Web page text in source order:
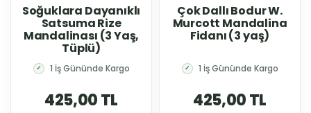
Soğuklara Dayanıklı
Satsuma Rize
Mandalinası (3 Yaş,
Tüplü)
✓ 1 İş Gününde Kargo
425,00 TL
Çok Dallı Bodur W.
Murcott Mandalina
Fidanı (3 yaş)
✓ 1 İş Gününde Kargo
425,00 TL